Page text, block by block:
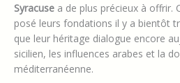
Syracuse a de plus précieux à offrir.
posé leurs fondations il y a bientôt
que leur héritage dialogue encore
sicilien, les influences arabes et la
méditerranéenne.